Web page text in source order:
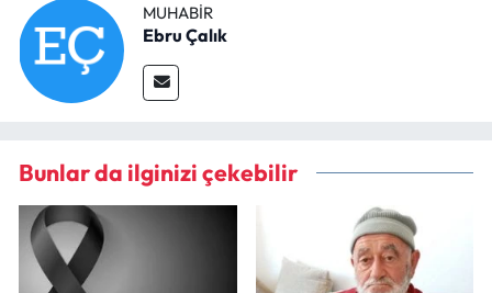
MUHABIR
Ebru Çalık
Bunlar da ilginizi çekebilir